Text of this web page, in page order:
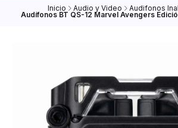
Inicio Audio y Video Audifonos
Audífonos BT QS-12 Marvel Avengers